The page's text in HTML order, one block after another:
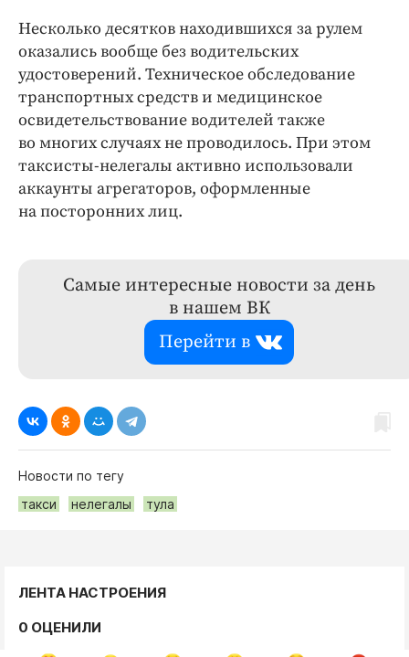
Несколько десятков находившихся за рулем
оказались вообще без водительских
удостоверений. Техническое обследование
транспортных средств и медицинское
освидетельствование водителей также
во многих случаях не проводилось. При этом
таксисты-нелегалы активно использовали
аккаунты агрегаторов, оформленные
на посторонних лиц.
Самые интересные новости за день
в нашем ВК
Перейти в
Новости по тегу
такси
нелегалы тула
ЛЕНТА НАСТРОЕНИЯ
0 ОЦЕНИЛИ